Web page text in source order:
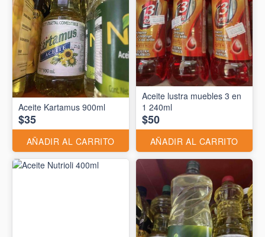
Aceite Kartamus 900ml
$35
AÑADIR AL CARRITO
Aceite lustra muebles 3 en
1 240ml
$50
AÑADIR AL CARRITO